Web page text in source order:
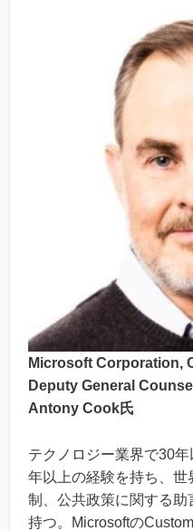
Microsoft Corporation,
Deputy General Counsel
Antony Cook氏
テクノロジー業界で30
年以上の経験を持ち、世
制、公共政策に関する
持つ。Microsoftの